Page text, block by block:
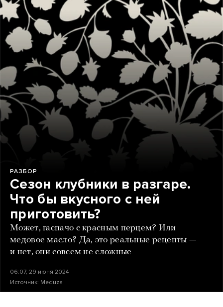
РАЗБОР
Сезон клубники в разгаре.
Что бы вкусного с ней
приготовить?
Может, гаспачо с красным перцем? Или
медовое масло? Да, это реальные рецепты —
и нет, они совсем не сложные
06:07, 29 июня 2024
Источник: Meduza